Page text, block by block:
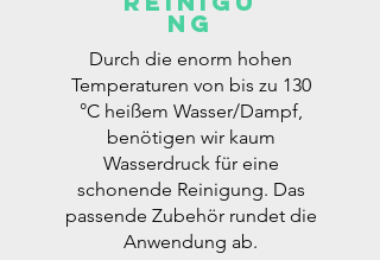
ng
Durch die enorm hohen
Temperaturen von bis zu 130
°C heißem Wasser/Dampf,
benötigen wir kaum
Wasserdruck für eine
schonende Reinigung. Das
passende Zubehör rundet die
Anwendung ab.